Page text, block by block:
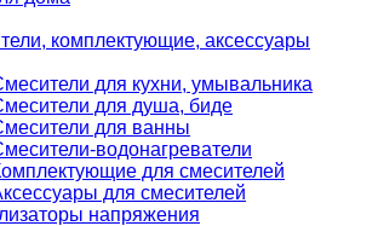
комплектующие, аксессуары
для кухни, умывальника
для душа, биде
для ванны
водонагреватели
для смесителей
для смесителей
напряжения